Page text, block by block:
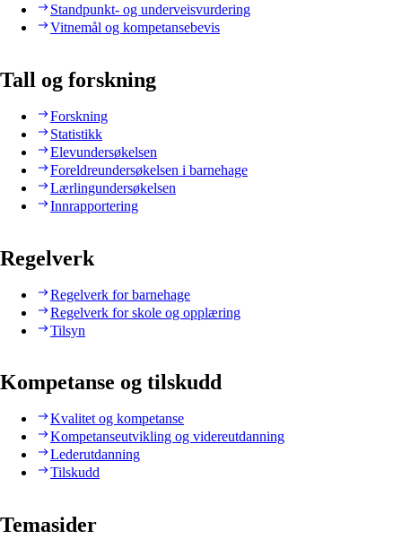
Standpunkt- og underveisvurdering
Vitnemål og kompetansebevis
Tall og forskning
Forskning
Statistikk
Elevundersøkelsen
Foreldreundersøkelsen i barnehage
Lærlingundersøkelsen
Innrapportering
Regelverk
Regelverk for barnehage
Regelverk for skole og opplæring
Tilsyn
Kompetanse og tilskudd
Kvalitet og kompetanse
Kompetanseutvikling og videreutdanning
Lederutdanning
Tilskudd
Temasider